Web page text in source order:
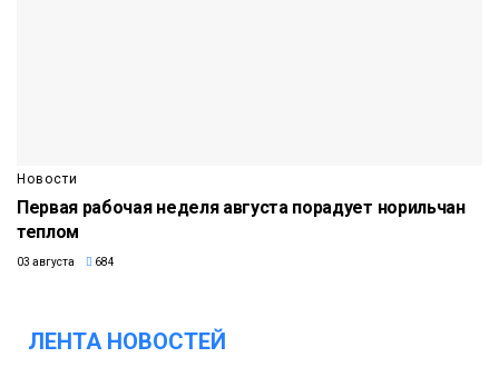
Новости
Первая рабочая неделя августа порадует норильчан
теплом
03 августа 684
ЛЕНТА НОВОСТЕЙ